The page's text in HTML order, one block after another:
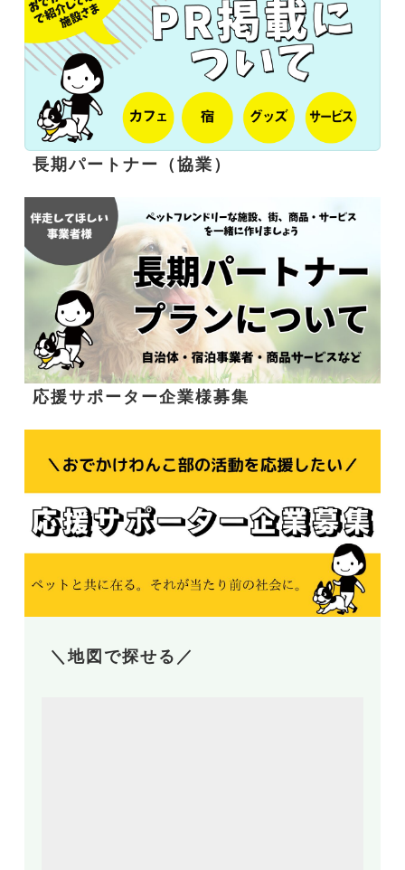
長期パートナー（協業）
応援サポーター企業様募集
＼地図で探せる／